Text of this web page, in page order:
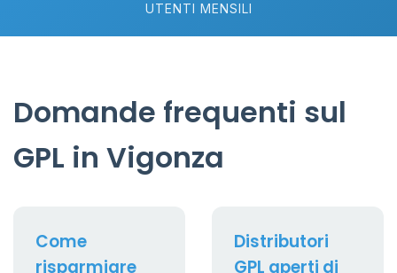
UTENTI MENSILI
Domande frequenti sul
GPL in Vigonza
Come
risparmiare
Distributori
GPL aperti di